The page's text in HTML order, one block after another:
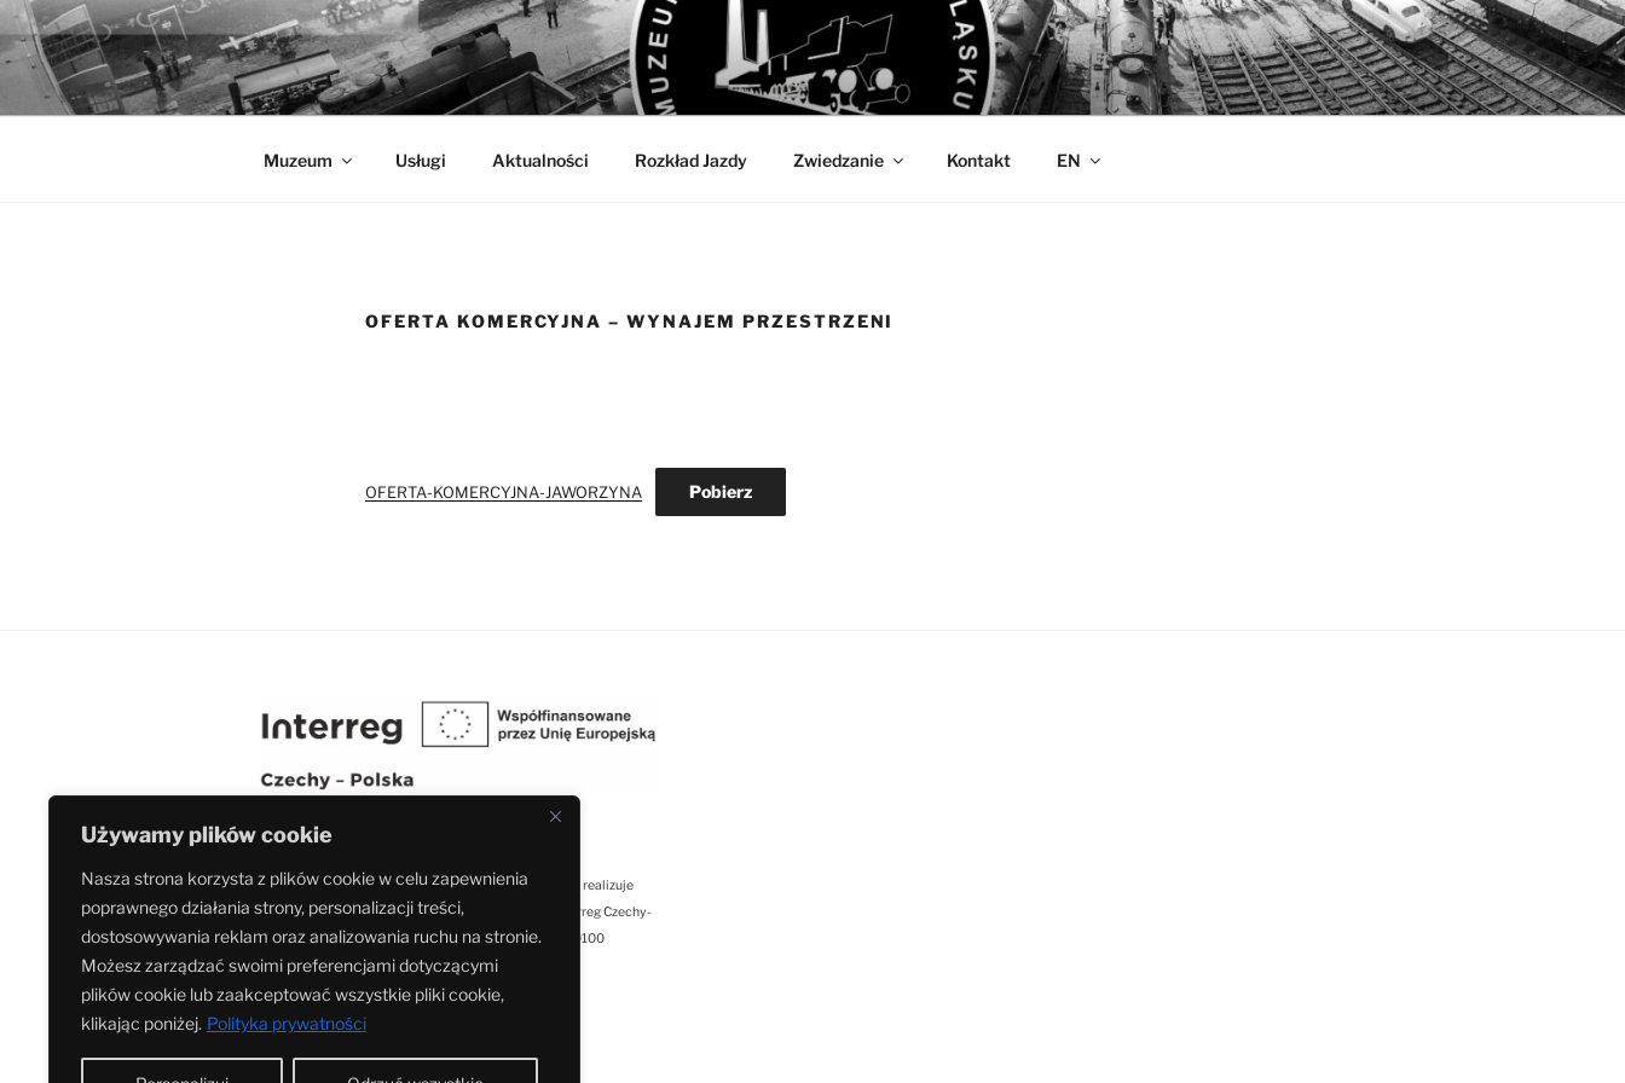
Używamy plików cookie
Nasza strona korzysta z plików cookie w celu zapewnienia
poprawnego działania strony, personalizacji treści,
dostosowywania reklam oraz analizowania ruchu na stronie.
Możesz zarządzać swoimi preferencjami dotyczącymi
plików cookie lub zaakceptować wszystkie pliki cookie,
klikając poniżej. Polityka prywatności
Przejdź
do
treści
MUZEUM KOLEJNICTWA
Muzeum Kolejnictwa na Śląsku w Jaworzynie Śląskiej
Muzeum Usługi Aktualności Rozkład Jazdy Zwiedzanie Kontakt EN
OFERTA KOMERCYJNA – WYNAJEM PRZESTRZENI
OFERTA-KOMERCYJNA-JAWORZYNA Pobierz
Fundacja Ochrony Dziedzictwa Przemysłowego Śląska realizuje
projekt pn. Kolej łączy kultury w ramach programu Interreg Czechy-
Polska 2021-2027 nr. rej. CZ.11.02.01/00/23_004/0000100